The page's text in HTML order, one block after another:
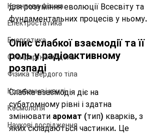
Квантова фізика
Електростатика
Енергетика
Стандартна модель
Фізика твердого тіла
Коливання і хвилі
Космологія
Наукові дослідження
для розуміння еволюції Всесвіту та
фундаментальних процесів у ньому.
Опис слабкої взаємодії та її
роль у радіоактивному
розпаді
Слабка взаємодія діє на
субатомному рівні і здатна
змінювати аромат (тип) кварків, з
яких складаються частинки. Це